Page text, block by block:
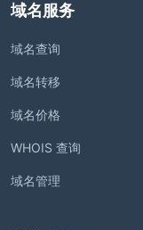
域名服务
域名查询
域名转移
域名价格
WHOIS 查询
域名管理